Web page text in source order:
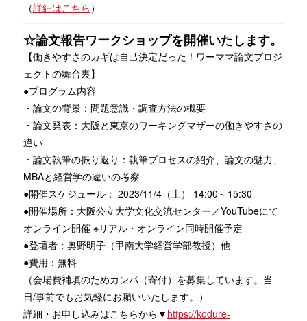
（詳細はこちら ）
☆論文報告ワークショップを開催いたします。
【働きやすさのカギは自己決定だった！ワーママ論文プロジ
ェクトの舞台裏】
●プログラム内容
・論文の背景：問題意識・調査方法の概要
・論文発表：大阪と東京のワーキングマザーの働きやすさの
違い
・論文執筆の振り返り：執筆プロセスの紹介、論文の魅力、
MBAと経営学の違いの考察
●開催スケジュール： 2023/11/4（土） 14:00～15:30
●開催場所：大阪公立大学文化交流センター／YouTubeにて
オンライン開催 ※リアル・オンライン同時開催予定
●登壇者：奥野明子（甲南大学経営学部教授）他
●費用：無料
（会場費補填のためカンパ（寄付）を募集しています。当
日/事前でもお気軽にお願いいたします。）
詳細・お申し込みはこちらから▼ https://kodure-